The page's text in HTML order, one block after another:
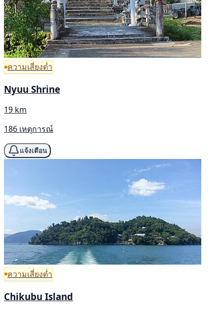
ความเสี่ยงต่ำ
Nyuu Shrine
19 km
186 เหตุการณ์
แจ้งเตือน
ความเสี่ยงต่ำ
Chikubu Island